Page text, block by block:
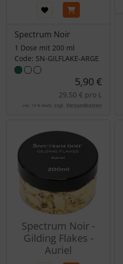
Spectrum Noir
1 Dose mit 200 ml
Code: SN-GILFLAKE-ARGE
5,90 €
29,50 € pro L
inkl. 19 % MwSt. zzgl. Versandkosten
Spectrum Noir -
Gilding Flakes -
Auriel